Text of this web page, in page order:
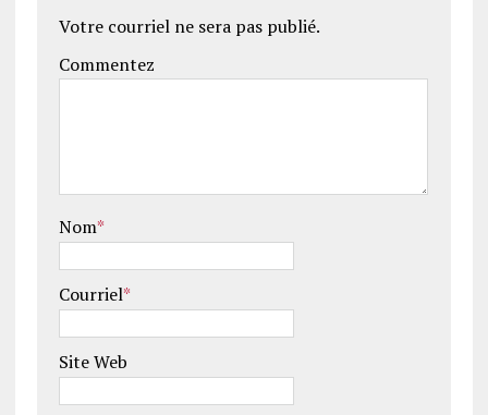
Votre courriel ne sera pas publié.
Commentez
Nom*
Courriel*
Site Web